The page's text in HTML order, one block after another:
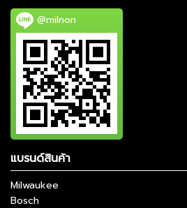
@milnon
แบรนด์สินค้า
Milwaukee
Bosch